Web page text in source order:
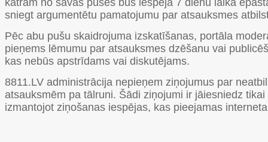
sniegt argumentētu pamatojumu par atsauksmes
Pēc abu pušu skaidrojuma izskatīšanas, portāla
pieņems lēmumu par atsauksmes dzēšanu vai
kas nebūs apstrīdams vai diskutējams.
8811.LV administrācija nepieņem ziņojumus par
atsauksmēm pa tālruni. Šādi ziņojumi ir jāiesniedz tikai
izmantojot ziņošanas iespējas, kas pieejamas